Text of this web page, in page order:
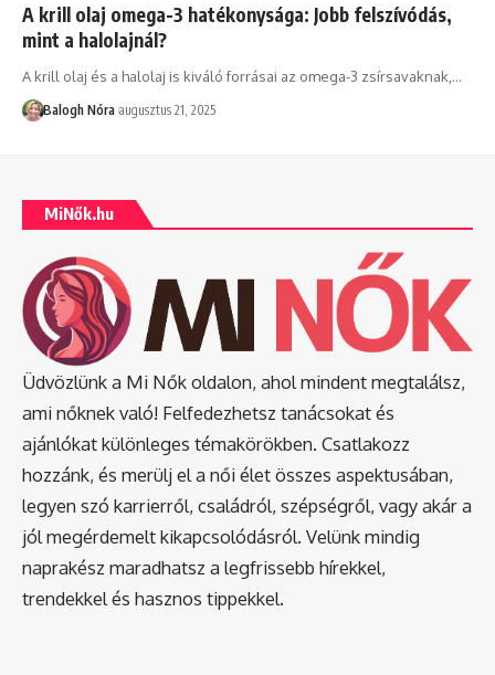
A krill olaj omega-3 hatékonysága: Jobb felszívódás,
mint a halolajnál?
A krill olaj és a halolaj is kiváló forrásai az omega-3 zsírsavaknak, …
Balogh Nóra augusztus 21, 2025
MiNők.hu
Üdvözlünk a Mi Nők oldalon, ahol mindent megtalálsz,
ami nőknek való! Felfedezhetsz tanácsokat és
ajánlókat különleges témakörökben. Csatlakozz
hozzánk, és merülj el a női élet összes aspektusában,
legyen szó karrierről, családról, szépségről, vagy akár a
jól megérdemelt kikapcsolódásról. Velünk mindig
naprakész maradhatsz a legfrissebb hírekkel,
trendekkel és hasznos tippekkel.